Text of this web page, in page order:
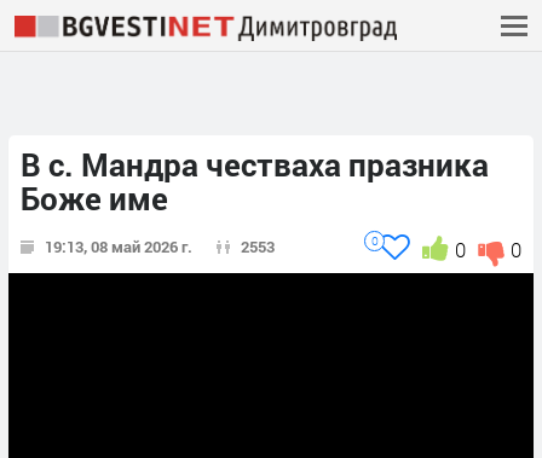
В с. Мандра честваха празника
Боже име
19:13, 08 май 2026 г. 2553 0
0
0